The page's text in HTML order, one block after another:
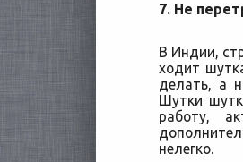
7. Не
В Индии,
ходит
делать, а
Шутки
работу,
нелегко.